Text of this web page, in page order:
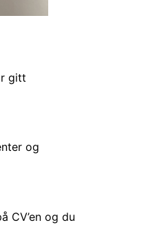
gitt
og
CV’en og du